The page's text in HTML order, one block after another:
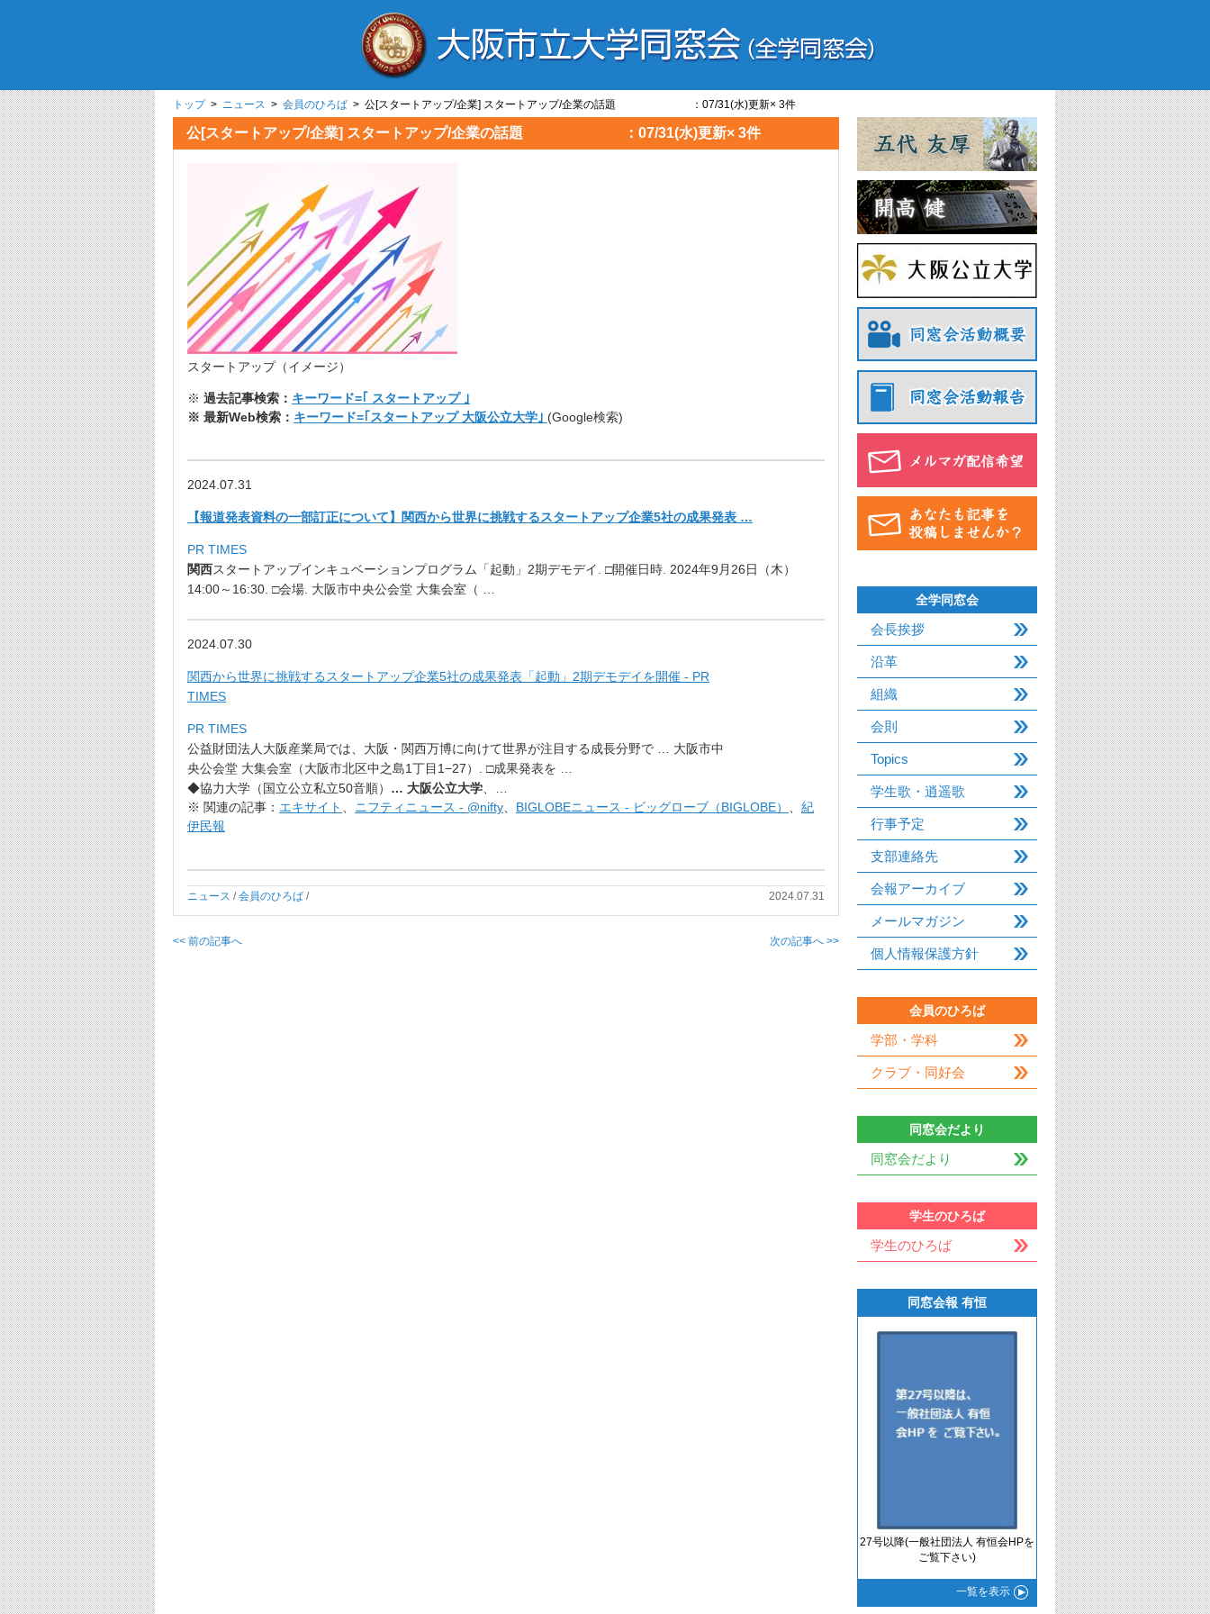
トップ> ニュース > 会員のひろば > 公[スタートアップ/企業] スタートアップ/企業の話題 ：07/31(水)更新× 3件
公[スタートアップ/企業] スタートアップ/企業の話題 ：07/31(水)更新× 3件
スタートアップ（イメージ）
※ 過去記事検索： キーワード=｢ スタートアップ ｣
※ 最新Web検索： キーワード=｢スタートアップ 大阪公立大学｣ (Google検索)
2024.07.31
【報道発表資料の一部訂正について】関西から世界に挑戦するスタートアップ企業5社の成果発表 …
PR TIMES
関西スタートアップインキュベーションプログラム「起動」 2期デモデイ. □開催日時. 2024年9月26日（木）
14:00～16:30. □会場. 大阪市中央公会堂 大集会室（ …
2024.07.30
関西から世界に挑戦するスタートアップ企業5社の成果発表「起動」2期デモデイを開催 - PR
TIMES
PR TIMES
公益財団法人大阪産業局では、大阪・関西万博に向けて世界が注目する成長分野で … 大阪市中
央公会堂 大集会室（大阪市北区中之島1丁目1−27）. □成果発表を …
◆協力大学（国立公立私立50音順） … 大阪公立大学、…
※ 関連の記事： エキサイト 、 ニフティニュース - @nifty、 BIGLOBEニュース - ビッグローブ（BIGLOBE） 、 紀
伊民報
ニュース /会員のひろば / 2024.07.31
<< 前の記事へ 次の記事へ >>
全学同窓会
会長挨拶
沿革
組織
会則
Topics
学生歌・逍遥歌
行事予定
支部連絡先
会報アーカイブ
メールマガジン
個人情報保護方針
会員のひろば
学部・学科
クラブ・同好会
同窓会だより
同窓会だより
学生のひろば
学生のひろば
同窓会報 有恒
27号以降(一般社団法人 有恒会HPを
ご覧下さい)
一覧を表示